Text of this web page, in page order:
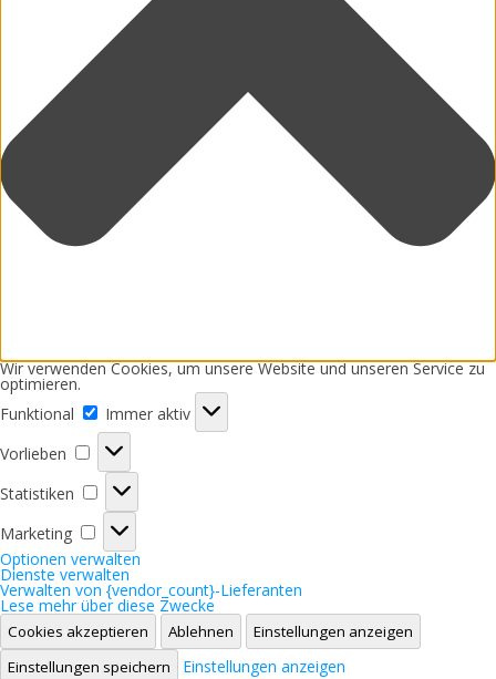
Wir verwenden Cookies, um unsere Website und unseren Service zu
optimieren.
Funktional
Immer aktiv
Vorlieben
Vorlieben
Statistiken
Statistiken
Marketing
Marketing
Optionen verwalten
Dienste verwalten
Verwalten von {vendor_count}-Lieferanten
Lese mehr über diese Zwecke
Cookies akzeptieren Ablehnen
Einstellungen anzeigen
Einstellungen speichern
Einstellungen anzeigen